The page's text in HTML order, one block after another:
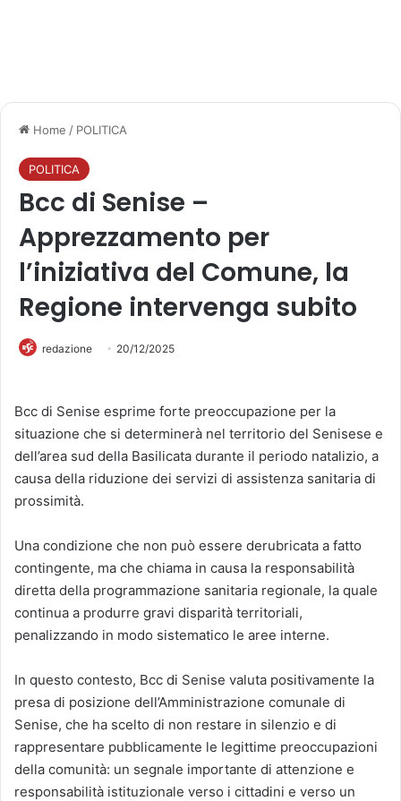
Home / POLITICA
POLITICA
Bcc di Senise –
Apprezzamento per
l’iniziativa del Comune, la
Regione intervenga subito
redazione 20/12/2025
Bcc di Senise esprime forte preoccupazione per la
situazione che si determinerà nel territorio del Senisese e
dell’area sud della Basilicata durante il periodo natalizio, a
causa della riduzione dei servizi di assistenza sanitaria di
prossimità.
Una condizione che non può essere derubricata a fatto
contingente, ma che chiama in causa la responsabilità
diretta della programmazione sanitaria regionale, la quale
continua a produrre gravi disparità territoriali,
penalizzando in modo sistematico le aree interne.
In questo contesto, Bcc di Senise valuta positivamente la
presa di posizione dell’Amministrazione comunale di
Senise, che ha scelto di non restare in silenzio e di
rappresentare pubblicamente le legittime preoccupazioni
della comunità: un segnale importante di attenzione e
responsabilità istituzionale verso i cittadini e verso un